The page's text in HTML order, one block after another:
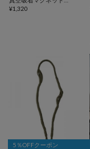
¥1,320
5％OFFクーポン